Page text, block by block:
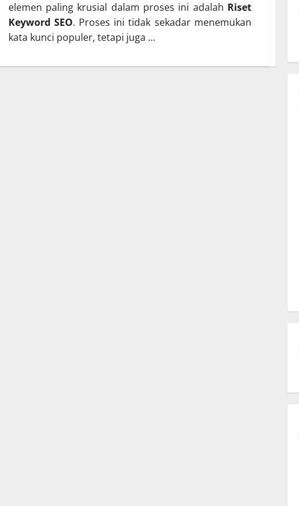
elemen paling krusial dalam proses ini adalah Riset
Keyword SEO. Proses ini tidak sekadar menemukan
kata kunci populer, tetapi juga …